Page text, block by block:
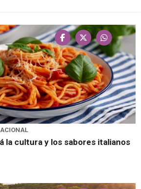
la cultura y los sabores italianos